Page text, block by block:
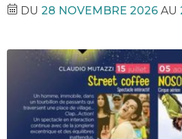
DU 28 NOVEMBRE 2026 AU